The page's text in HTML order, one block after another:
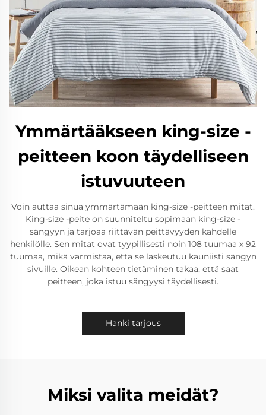
Ymmärtääkseen king-size -
peitteen koon täydelliseen
istuvuuteen
Voin auttaa sinua ymmärtämään king-size -peitteen mitat.
King-size -peite on suunniteltu sopimaan king-size -
sängyyn ja tarjoaa riittävän peittävyyden kahdelle
henkilölle. Sen mitat ovat tyypillisesti noin 108 tuumaa x 92
tuumaa, mikä varmistaa, että se laskeutuu kauniisti sängyn
sivuille. Oikean kohteen tietäminen takaa, että saat
peitteen, joka istuu sängyysi täydellisesti.
Hanki tarjous
Miksi valita meidät?